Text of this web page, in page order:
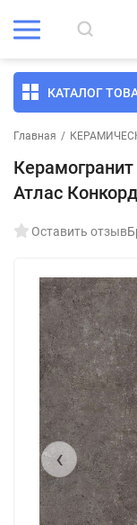
КАТАЛОГ
Главная /
Атлас
Оставить отзыв
‹